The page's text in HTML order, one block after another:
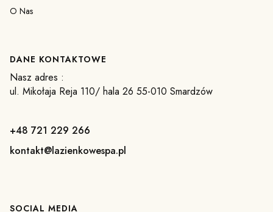
O Nas
DANE KONTAKTOWE
Nasz adres :
ul. Mikołaja Reja 110/ hala 26 55-010 Smardzów
+48 721 229 266
kontakt@lazienkowespa.pl
SOCIAL MEDIA